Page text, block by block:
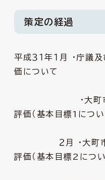
策定の経過
平成３１年１月 ・庁議
価について
・大町市総合
評価（基本目標1につい
２月 ・大町市総
評価（基本目標2につい